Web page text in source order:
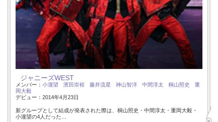
ジャニーズWEST
メンバー： 小瀧望 濱田崇裕 藤井流星 神山智洋 中間淳太 桐山照史
重
岡大毅
デビュー：2014年4月23日
新グループとして結成が発表された際は、桐山照史・中間淳太・重岡大毅・
小瀧望の4人だった…